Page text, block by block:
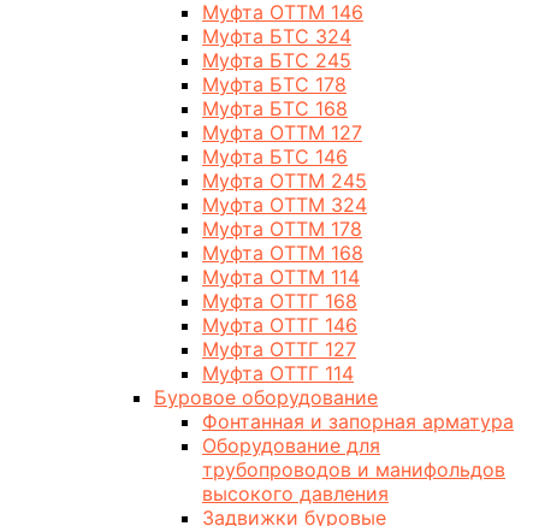
Муфта ОТТМ 146
Муфта БТС 324
Муфта БТС 245
Муфта БТС 178
Муфта БТС 168
Муфта ОТТМ 127
Муфта БТС 146
Муфта ОТТМ 245
Муфта ОТТМ 324
Муфта ОТТМ 178
Муфта ОТТМ 168
Муфта ОТТМ 114
Муфта ОТТГ 168
Муфта ОТТГ 146
Муфта ОТТГ 127
Муфта ОТТГ 114
Буровое оборудование
Фонтанная и запорная арматура
Оборудование для
трубопроводов и манифольдов
высокого давления
Задвижки буровые